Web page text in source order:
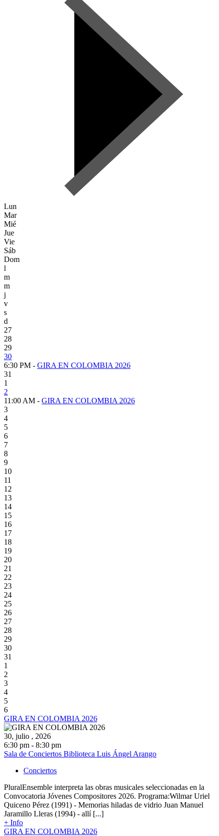
Lun
Mar
Mié
Jue
Vie
Sáb
Dom
l
m
m
j
v
s
d
27
28
29
30
6:30 PM - GIRA EN COLOMBIA 2026
31
1
2
11:00 AM - GIRA EN COLOMBIA 2026
3
4
5
6
7
8
9
10
11
12
13
14
15
16
17
18
19
20
21
22
23
24
25
26
27
28
29
30
31
1
2
3
4
5
6
GIRA EN COLOMBIA 2026
30, julio , 2026
6:30 pm - 8:30 pm
Sala de Conciertos Biblioteca Luis Ángel Arango
Conciertos
PluralEnsemble interpreta las obras musicales seleccionadas en la
Convocatoria Jóvenes Compositores 2026. Programa:Wilmar Uriel
Quiceno Pérez (1991) - Memorias hiladas de vidrio Juan Manuel
Jaramillo Lleras (1994) - allí [...]
+ Info
GIRA EN COLOMBIA 2026